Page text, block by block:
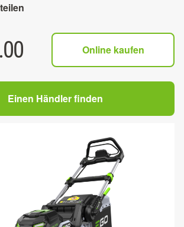
Online kaufen
Einen Händler finden